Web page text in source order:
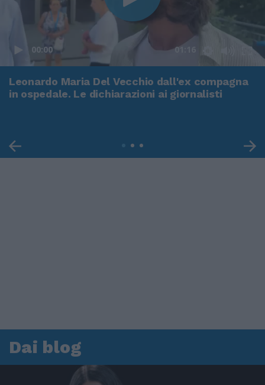
00:00 01:16
Leonardo Maria Del Vecchio dall'ex compagna
in ospedale. Le dichiarazioni ai giornalisti
Dai blog